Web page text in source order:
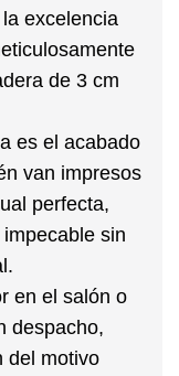
excelencia
de 3 cm
es el acabado
van impresos
perfecta,
sin
en el salón o
despacho,
del motivo